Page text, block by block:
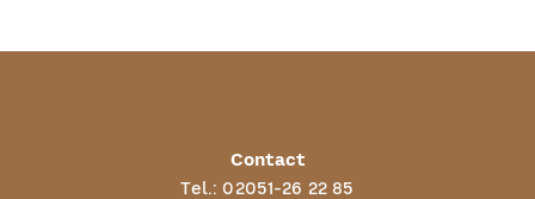
Contact
Tel.: 02051-26 22 85